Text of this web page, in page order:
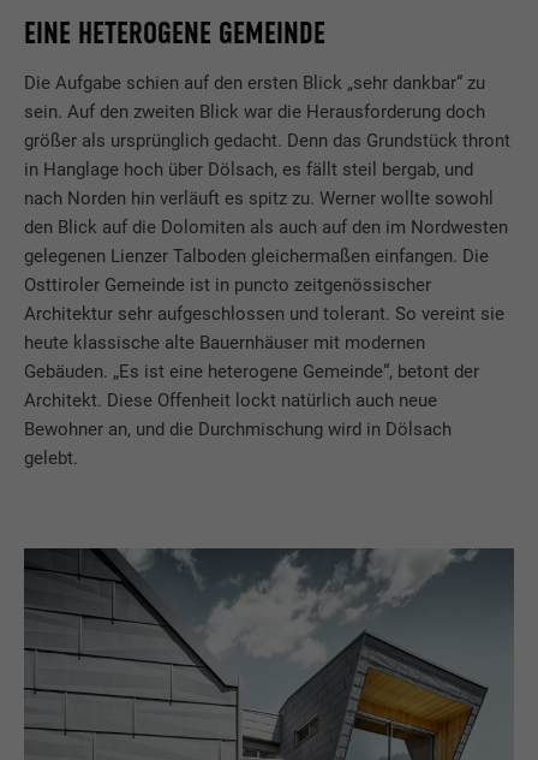
EINE HETEROGENE GEMEINDE
Die Aufgabe schien auf den ersten Blick „sehr dankbar“ zu
sein. Auf den zweiten Blick war die Herausforderung doch
größer als ursprünglich gedacht. Denn das Grundstück thront
in Hanglage hoch über Dölsach, es fällt steil bergab, und
nach Norden hin verläuft es spitz zu. Werner wollte sowohl
den Blick auf die Dolomiten als auch auf den im Nordwesten
gelegenen Lienzer Talboden gleichermaßen einfangen. Die
Osttiroler Gemeinde ist in puncto zeitgenössischer
Architektur sehr aufgeschlossen und tolerant. So vereint sie
heute klassische alte Bauernhäuser mit modernen
Gebäuden. „Es ist eine heterogene Gemeinde“, betont der
Architekt. Diese Offenheit lockt natürlich auch neue
Bewohner an, und die Durchmischung wird in Dölsach
gelebt.